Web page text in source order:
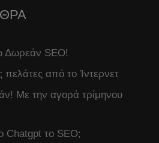
Δωρεάν SEO!
πελάτες από το Ίντερνετ
Με την αγορά τρίμηνου
Chatgpt το SEO;